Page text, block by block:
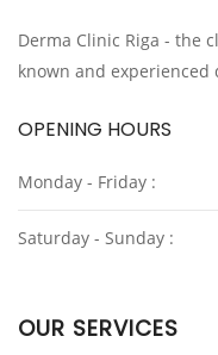
Derma Clinic Riga - the
known and experienced
OPENING HOURS
Monday - Friday :
Saturday - Sunday :
OUR SERVICES